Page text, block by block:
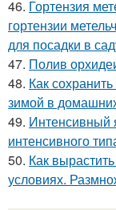
46. Гортензия
гортензии
для посадки в
47. Полив
48. Как
зимой в
49. Интенсивный
интенсивного
50. Как
условиях.